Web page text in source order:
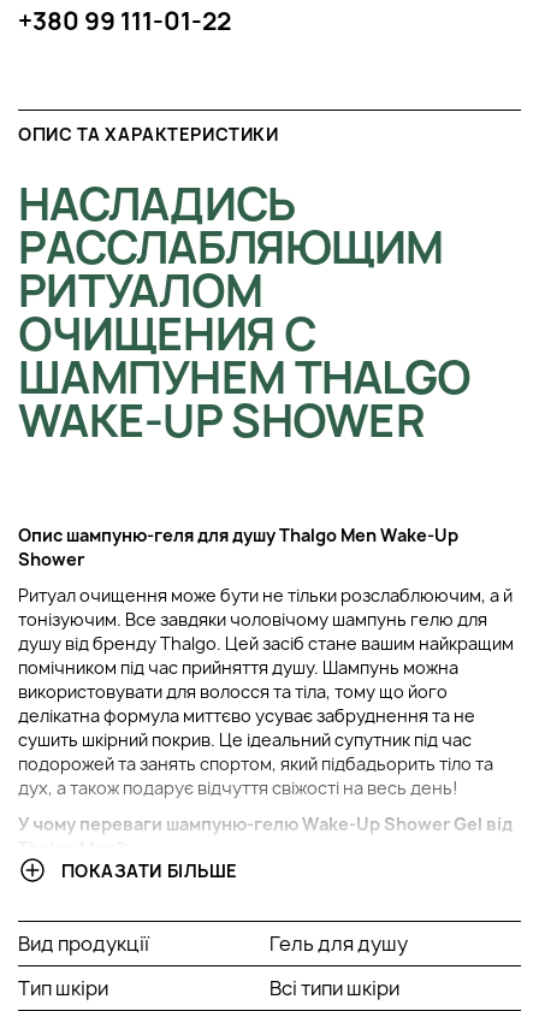
+380 99 111-01-22
ОПИС ТА ХАРАКТЕРИСТИКИ
НАСЛАДИСЬ
РАССЛАБЛЯЮЩИМ
РИТУАЛОМ
ОЧИЩЕНИЯ С
ШАМПУНЕМ THALGO
WAKE-UP SHOWER
Опис шампуню-геля для душуThalgo Men Wake-Up
Shower
Ритуал очищення може бути не тільки розслаблюючим, а й
тонізуючим. Все завдяки чоловічому шампунь гелю для
душу від бренду Thalgo. Цей засіб стане вашим найкращим
помічником під час прийняття душу. Шампунь можна
використовувати для волосся та тіла, тому що його
делікатна формула миттєво усуває забруднення та не
сушить шкірний покрив. Це ідеальний супутник під час
подорожей та занять спортом, який підбадьорить тіло та
дух, а також подарує відчуття свіжості на весь день!
У чому переваги шампуню-гелю Wake-Up Shower Gel від
волосся одночасно;
Ефективно усуває усі види забруднень;
При взаємодії із водою утворює густу пишну піну;
ПОКАЗАТИ БІЛЬШЕ
Вид продукції
Гель для душу
Тип шкіри
Всі типи шкіри